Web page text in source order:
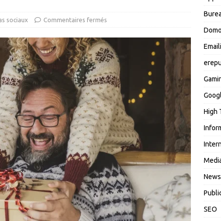
sociaux Commentaires fermés
High
News
SEO